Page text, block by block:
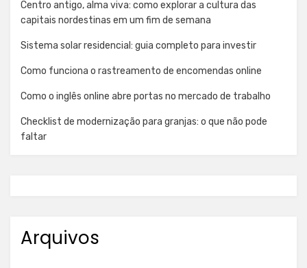
Centro antigo, alma viva: como explorar a cultura das
capitais nordestinas em um fim de semana
Sistema solar residencial: guia completo para investir
Como funciona o rastreamento de encomendas online
Como o inglês online abre portas no mercado de trabalho
Checklist de modernização para granjas: o que não pode
faltar
Arquivos